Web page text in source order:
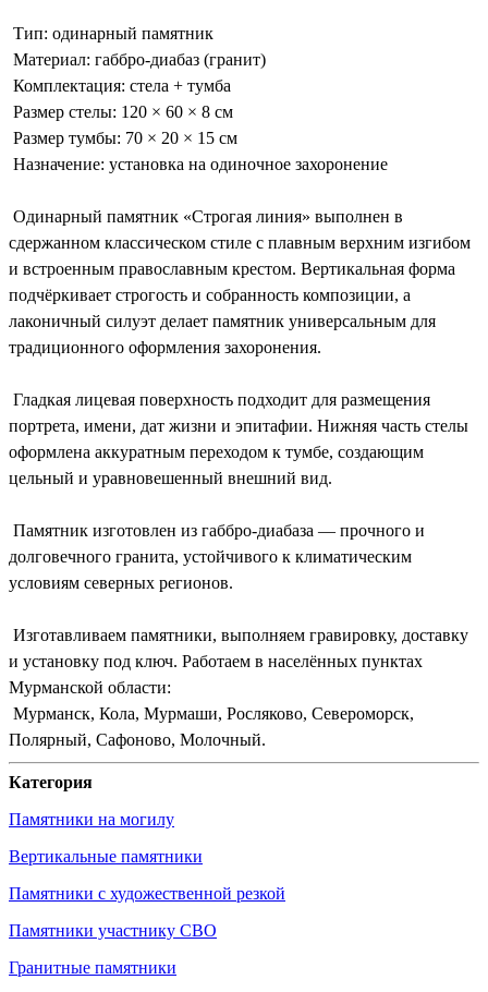
Тип: одинарный памятник
Материал: габбро-диабаз (гранит)
Комплектация: стела + тумба
Размер стелы: 120 × 60 × 8 см
Размер тумбы: 70 × 20 × 15 см
Назначение: установка на одиночное захоронение
Одинарный памятник «Строгая линия» выполнен в
сдержанном классическом стиле с плавным верхним изгибом
и встроенным православным крестом. Вертикальная форма
подчёркивает строгость и собранность композиции, а
лаконичный силуэт делает памятник универсальным для
традиционного оформления захоронения.
Гладкая лицевая поверхность подходит для размещения
портрета, имени, дат жизни и эпитафии. Нижняя часть стелы
оформлена аккуратным переходом к тумбе, создающим
цельный и уравновешенный внешний вид.
Памятник изготовлен из габбро-диабаза — прочного и
долговечного гранита, устойчивого к климатическим
условиям северных регионов.
Изготавливаем памятники, выполняем гравировку, доставку
и установку под ключ. Работаем в населённых пунктах
Мурманской области:
Мурманск, Кола, Мурмаши, Росляково, Североморск,
Полярный, Сафоново, Молочный.
Категория
Памятники на могилу
Вертикальные памятники
Памятники с художественной резкой
Памятники участнику СВО
Гранитные памятники